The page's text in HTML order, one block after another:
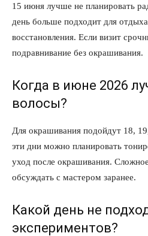
15 июня лучше не планировать
день больше подходит для
восстановления. Если визит
подравнивание без окрашивания.
Когда в июне 2026
волосы?
Для окрашивания подойдут 18,
эти дни можно планировать
уход после окрашивания.
обсуждать с мастером заранее.
Какой день не
экспериментов?